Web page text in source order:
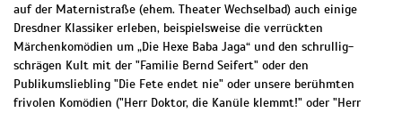
auf der Maternistraße (ehem. Theater Wechselbad) auch einige
Dresdner Klassiker erleben, beispielsweise die verrückten
Märchenkomödien um „Die Hexe Baba Jaga“ und den schrullig-
schrägen Kult mit der "Familie Bernd Seifert" oder den
Publikumsliebling "Die Fete endet nie" oder unsere berühmten
frivolen Komödien ("Herr Doktor, die Kanüle klemmt!" oder "Herr